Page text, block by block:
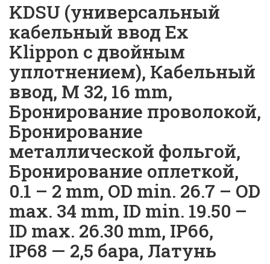
KDSU (универсальный
кабельный ввод Ex
Klippon с двойным
уплотнением), Кабельный
ввод, M 32, 16 mm,
Бронирование проволокой,
Бронирование
металлической фольгой,
Бронирование оплеткой,
0.1 – 2 mm, OD min. 26.7 – OD
max. 34 mm, ID min. 19.50 –
ID max. 26.30 mm, IP66,
IP68 — 2,5 бара, Латунь